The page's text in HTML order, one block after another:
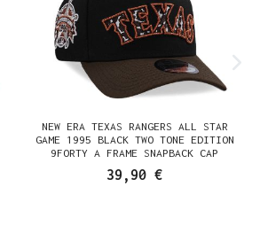
NEW ERA TEXAS RANGERS ALL STAR
GAME 1995 BLACK TWO TONE EDITION
9FORTY A FRAME SNAPBACK CAP
39,90 €